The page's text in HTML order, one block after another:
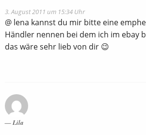
3. August 2011 um 15:34 Uhr
@ lena kannst du mir bitte eine
Händler nennen bei dem ich im ebay
das wäre sehr lieb von dir 😉
Lila